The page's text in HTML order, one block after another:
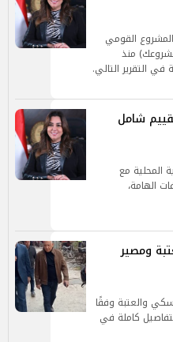
القومي
منذ
في التقرير التالي.
شامل
المحلية مع
الهامة،
ومصير
والعتبة وفقًا
كاملة في